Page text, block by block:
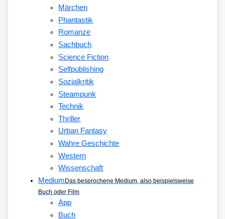
Märchen
Phantastik
Romanze
Sachbuch
Science Fiction
Selfpublishing
Sozialkritik
Steampunk
Technik
Thriller
Urban Fantasy
Wahre Geschichte
Western
Wissenschaft
Medium Das besprochene Medium, also beispielsweise
Buch oder Film
App
Buch